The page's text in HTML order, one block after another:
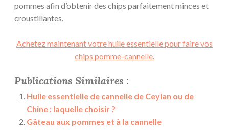
pommes afin d’obtenir des chips parfaitement minces et
croustillantes.
Achetez maintenant votre huile essentielle pour faire vos
chips pomme-cannelle.
Publications Similaires :
Huile essentielle de cannelle de Ceylan ou de
Chine : laquelle choisir ?
Gâteau aux pommes et à la cannelle